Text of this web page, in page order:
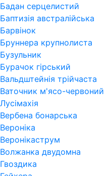
Бадан серцелистий
Баптизія австралійська
Барвінок
Бруннера крупнолиста
Бузульник
Бурачок гірський
Вальдштейнія трійчаста
Ваточник м'ясо-червоний
Лусімахія
Вербена бонарська
Вероніка
Веронікаструм
Волжанка двудомна
Гвоздика